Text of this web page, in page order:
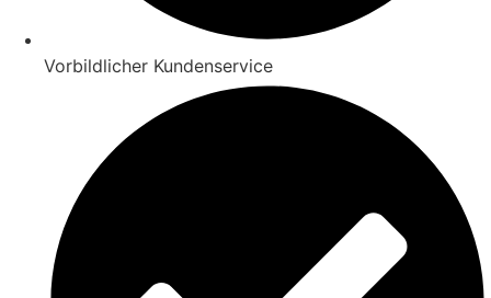
Vorbildlicher Kundenservice